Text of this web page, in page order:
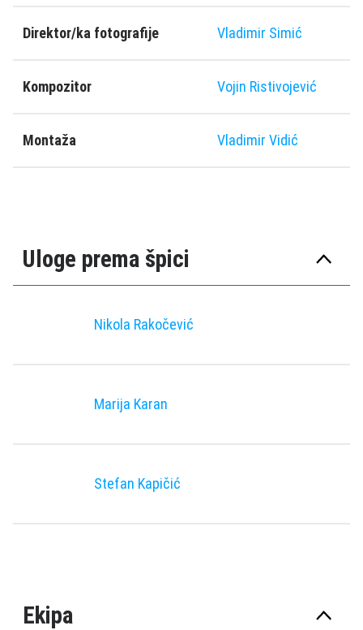
Direktor/ka fotografije Vladimir Simić
Kompozitor Vojin Ristivojević
Montaža Vladimir Vidić
Uloge prema špici
Nikola Rakočević
Marija Karan
Stefan Kapičić
Ekipa